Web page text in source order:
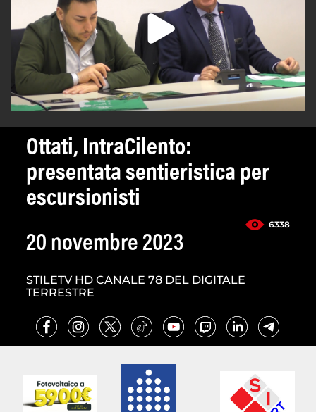
Ottati, IntraCilento:
presentata sentieristica per
escursionisti
6338
20 novembre 2023
STILETV HD CANALE 78 DEL DIGITALE
TERRESTRE